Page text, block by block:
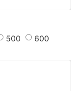
500
600